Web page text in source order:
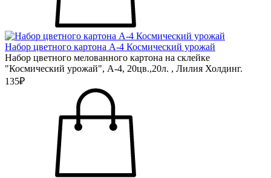
Набор цветного картона А-4 Космический урожай
Набор цветного мелованного картона на склейке
"Космический урожай", А-4, 20цв.,20л. , Лилия Холдинг.
135₽